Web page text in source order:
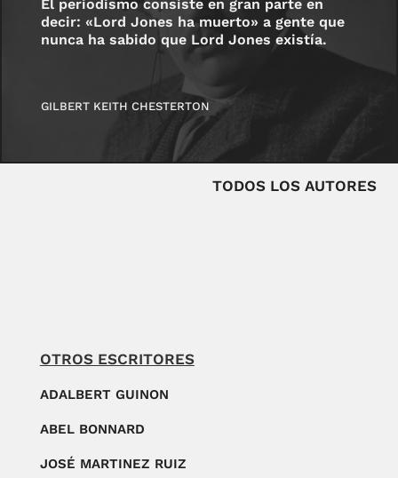
El periodismo consiste en gran parte en
decir: «Lord Jones ha muerto» a gente que
nunca ha sabido que Lord Jones existía.
GILBERT KEITH CHESTERTON
TODOS LOS AUTORES
OTROS ESCRITORES
ADALBERT GUINON
ABEL BONNARD
JOSÉ MARTINEZ RUIZ